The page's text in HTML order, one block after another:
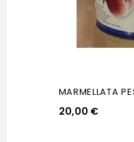
MARMELLATA
20,00 €